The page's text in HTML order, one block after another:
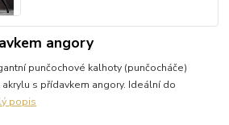
angory
punčochové kalhoty (punčocháče)
s přídavkem angory. Ideální do
popis